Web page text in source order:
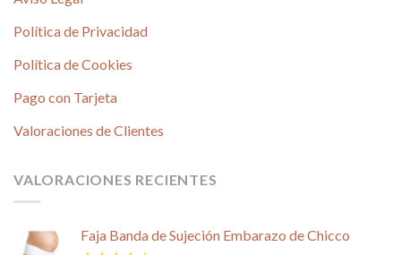
Política de Privacidad
Política de Cookies
Pago con Tarjeta
Valoraciones de Clientes
VALORACIONES RECIENTES
Faja Banda de Sujeción Embarazo de Chicco